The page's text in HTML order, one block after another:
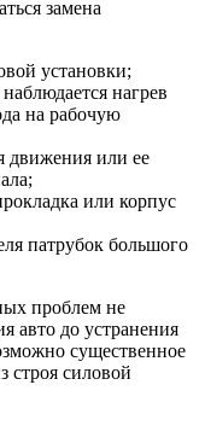
замена
установки;
нагрев
на рабочую
движения или ее
или корпус
патрубок большого
проблем не
авто до устранения
существенное
строя силовой